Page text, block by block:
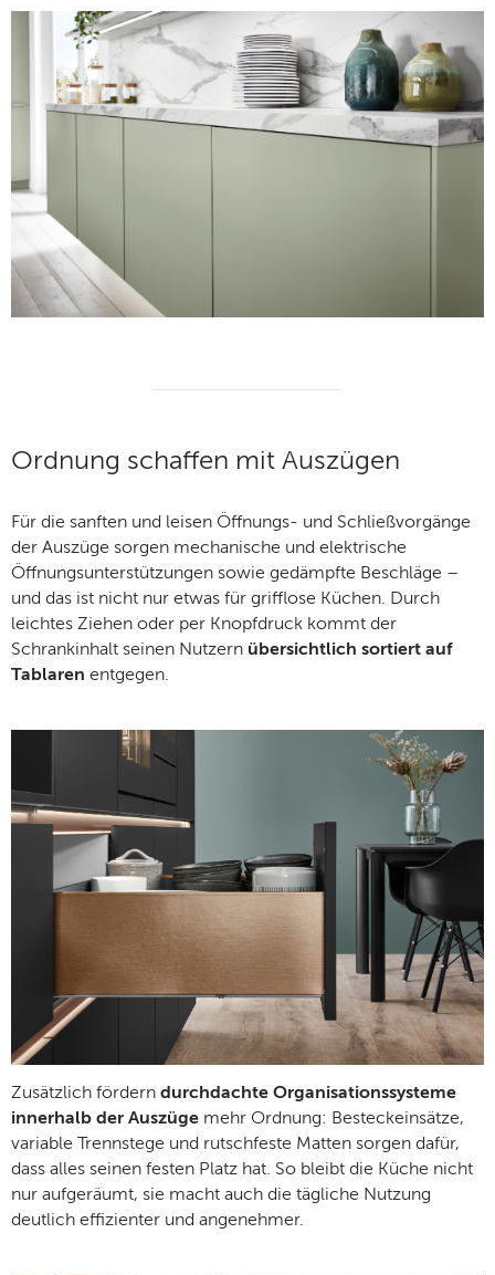
Ordnung schaffen mit Auszügen
Für die sanften und leisen Öffnungs- und Schließvorgänge
der Auszüge sorgen mechanische und elektrische
Öffnungsunterstützungen sowie gedämpfte Beschläge –
und das ist nicht nur etwas für grifflose Küchen. Durch
leichtes Ziehen oder per Knopfdruck kommt der
Schrankinhalt seinen Nutzern übersichtlich sortiert auf
Tablaren entgegen.
Zusätzlich fördern durchdachte Organisationssysteme
innerhalb der Auszüge mehr Ordnung: Besteckeinsätze,
variable Trennstege und rutschfeste Matten sorgen dafür,
dass alles seinen festen Platz hat. So bleibt die Küche nicht
nur aufgeräumt, sie macht auch die tägliche Nutzung
deutlich effizienter und angenehmer.